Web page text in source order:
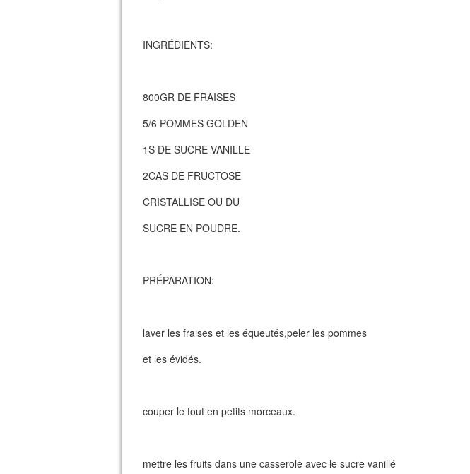
INGRÉDIENTS:
800GR DE FRAISES
5/6 POMMES GOLDEN
1S DE SUCRE VANILLE
2CAS DE FRUCTOSE
CRISTALLISE OU DU
SUCRE EN POUDRE.
PRÉPARATION:
laver les fraises et les équeutés,peler les pommes
et les évidés.
couper le tout en petits morceaux.
mettre les fruits dans une casserole avec le sucre vanillé